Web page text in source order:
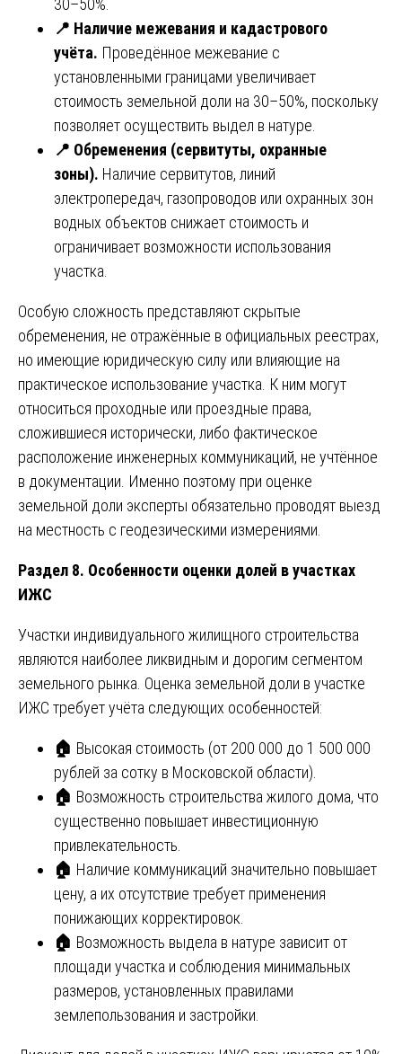
30–50%.
📍 Наличие межевания и кадастрового
учёта. Проведённое межевание с
установленными границами увеличивает
стоимость земельной доли на 30–50%, поскольку
позволяет осуществить выдел в натуре.
📍 Обременения (сервитуты, охранные
зоны). Наличие сервитутов, линий
электропередач, газопроводов или охранных зон
водных объектов снижает стоимость и
ограничивает возможности использования
участка.
Особую сложность представляют скрытые
обременения, не отражённые в официальных реестрах,
но имеющие юридическую силу или влияющие на
практическое использование участка. К ним могут
относиться проходные или проездные права,
сложившиеся исторически, либо фактическое
расположение инженерных коммуникаций, не учтённое
в документации. Именно поэтому при оценке
земельной доли эксперты обязательно проводят выезд
на местность с геодезическими измерениями.
Раздел 8. Особенности оценки долей в участках
ИЖС
Участки индивидуального жилищного строительства
являются наиболее ликвидным и дорогим сегментом
земельного рынка. Оценка земельной доли в участке
ИЖС требует учёта следующих особенностей:
🏠 Высокая стоимость (от 200 000 до 1 500 000
рублей за сотку в Московской области).
🏠 Возможность строительства жилого дома, что
существенно повышает инвестиционную
привлекательность.
🏠 Наличие коммуникаций значительно повышает
цену, а их отсутствие требует применения
понижающих корректировок.
🏠 Возможность выдела в натуре зависит от
площади участка и соблюдения минимальных
размеров, установленных правилами
землепользования и застройки.